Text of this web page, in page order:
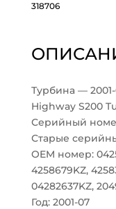
318706
Турбина —
Highway S200
Серийный
Старые
OEM номер:
4258679KZ,
04282637KZ,
Год: 2001-07